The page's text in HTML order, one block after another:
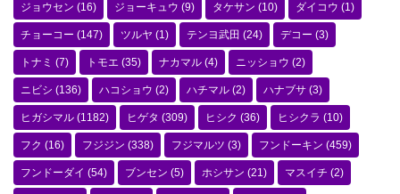
ジョウセン (16) ジョーキュウ (9) タケサン (10) ダイコウ (1)
チョーコー (147) ツルヤ (1) テンヨ武田 (24) デコー (3)
トナミ (7) トモエ (35) ナカマル (4) ニッショウ (2)
ニビシ (136) ハコショウ (2) ハチマル (2) ハナブサ (3)
ヒガシマル (1182) ヒゲタ (309) ヒシク (36) ヒシクラ (10)
フク (16) フジジン (338) フジマルツ (3) フンドーキン (459)
フンドーダイ (54) ブンセン (5) ホシサン (21) マスイチ (2)